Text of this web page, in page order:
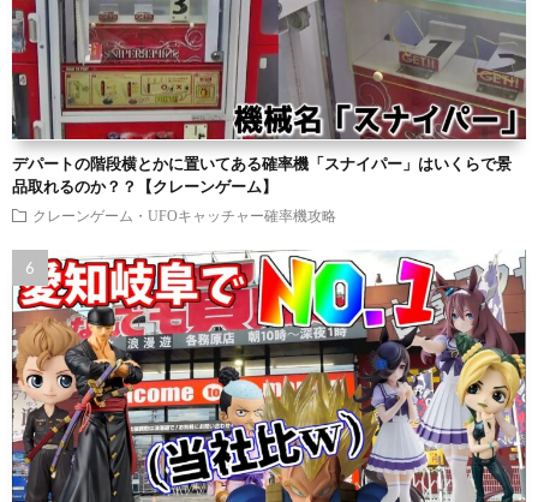
デパートの階段横とかに置いてある確率機「スナイパー」はいくらで景
品取れるのか？？【クレーンゲーム】
クレーンゲーム・UFOキャッチャー確率機攻略